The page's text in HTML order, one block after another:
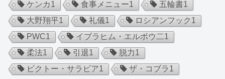
ケンカ1 食事メニュー1 五輪書1
大野翔平1 礼儀1 ロシアンフック1
PWC1 イブラヒム・エルボウ二1
柔法1 引退1 脱力1
ビクトー・サラビア1 ザ・コブラ1